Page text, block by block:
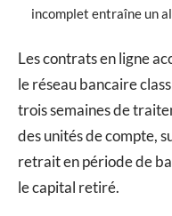
incomplet entraîne un
Les contrats en ligne
le réseau bancaire
trois semaines de
des unités de compte,
retrait en période de
le capital retiré.